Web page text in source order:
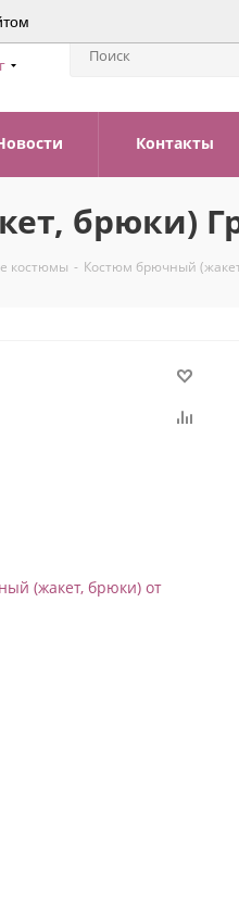
Контакты
брюки)
костюмы - Костюм брючный